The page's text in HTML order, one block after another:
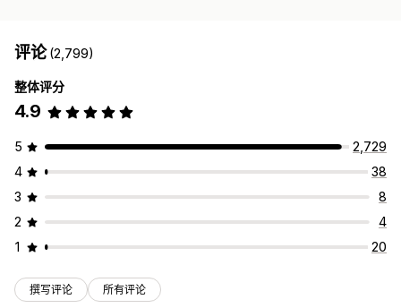
评论(2,799)
整体评分
4.9
5
2,729
4
38
3
8
2
4
1
20
撰写评论 所有评论